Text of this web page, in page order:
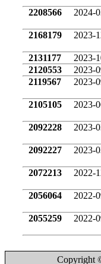
2208566 2024-
2168179 2023-
2131177 2023-
2120553
2023-
2119567
2023-
2105105 2023-
2092228 2023-
2092227 2023-
2072213 2022-
2056064 2022-
2055259 2022-
Copyright